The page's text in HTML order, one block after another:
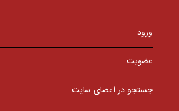
ورود
عضویت
جستجو در اعضای سایت